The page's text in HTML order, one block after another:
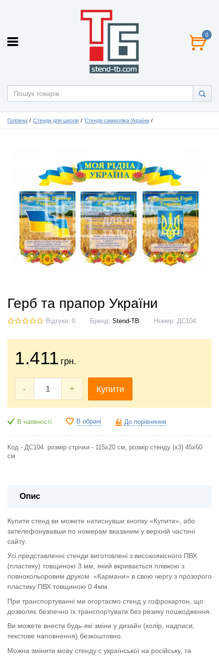
0
Головна Стенди для школи Стенди символіка України
Герб та прапор України
Відгуки: 0 Бренд: Stend-TB Номер: ДС104
1.411 грн.
- + Купити
В наявності В обрані До порівняння
Код - ДС104. розмір стрічки - 115х20 см, розмір стенду (х3) 45х60
см
Опис
Купити стенд ви можете натиснувши кнопку «Купити», або
зателефонувавши по номерам вказаним у верхній частині
сайту.
Усі представленні стенди виготовлені з високоякісного ПВХ
(пластику) товщиною 3 мм, який вкривається плівкою з
повнокольоровим друком. «Кармани» в свою чергу з прозорого
пластику ПВХ товщиною 0.4мм.
При транспортуванні ми огортаємо стенд у гофрокартон, що
дозволяє безпечно їх транспортувати без ризику пошкодження.
Ви можете внести будь-які зміни у дизайн (колір, надписи,
текстове наповнення) безкоштовно.
Можна змінити мову стенду с української на російську, та